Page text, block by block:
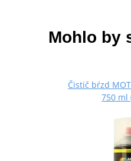
Mohlo by
Čistič bŕzd
750 ml